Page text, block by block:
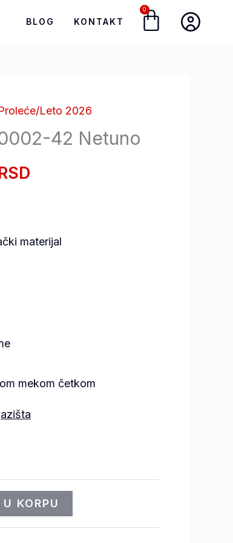
BLOG KONTAKT
0
Cart
Leto 2026
42 Netuno
RSD.
Trenutna
cena
materijal
mekom četkom
KORPU